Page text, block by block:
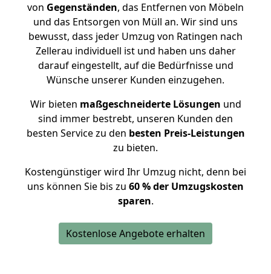
von Gegenständen, das Entfernen von Möbeln
und das Entsorgen von Müll an. Wir sind uns
bewusst, dass jeder Umzug von Ratingen nach
Zellerau individuell ist und haben uns daher
darauf eingestellt, auf die Bedürfnisse und
Wünsche unserer Kunden einzugehen.
Wir bieten maßgeschneiderte Lösungen und
sind immer bestrebt, unseren Kunden den
besten Service zu den besten Preis-Leistungen
zu bieten.
Kostengünstiger wird Ihr Umzug nicht, denn bei
uns können Sie bis zu 60 % der Umzugskosten
sparen.
Kostenlose Angebote erhalten